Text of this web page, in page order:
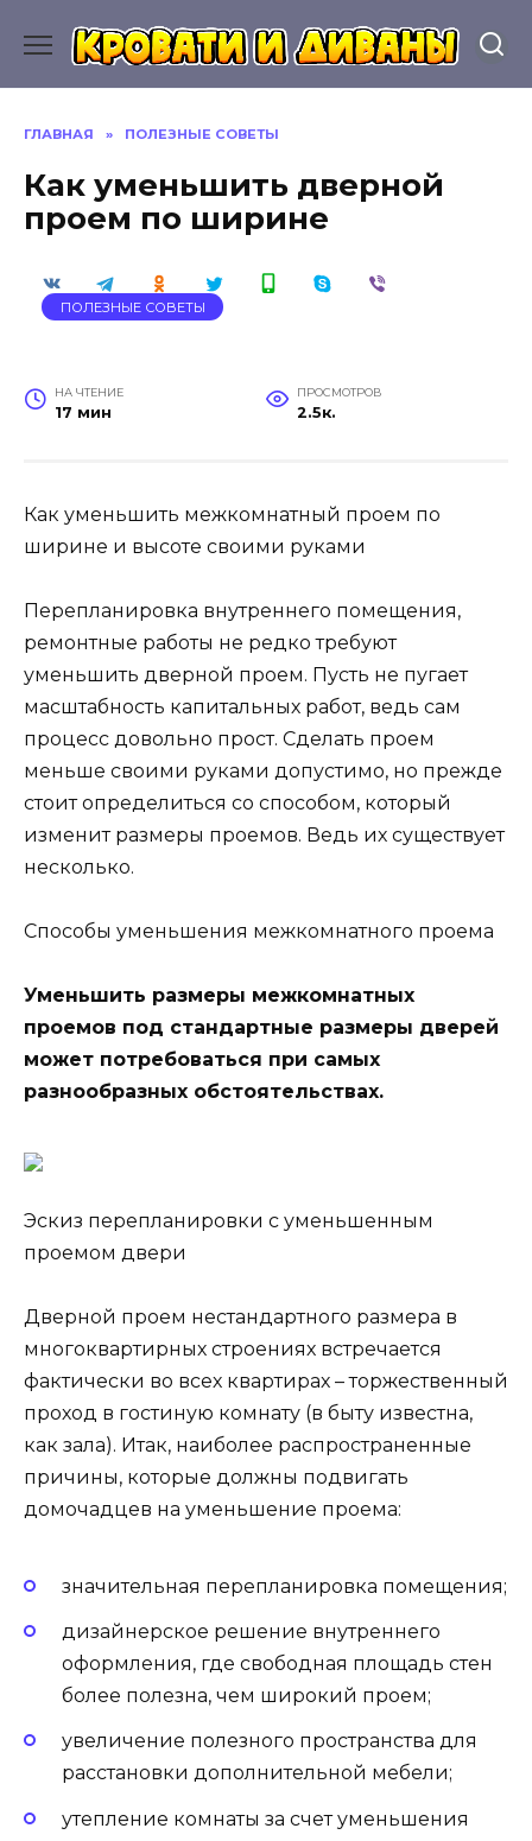
содержанию
ГЛАВНАЯ » ПОЛЕЗНЫЕ СОВЕТЫ
Как уменьшить дверной
проем по ширине
ПОЛЕЗНЫЕ СОВЕТЫ
НА ЧТЕНИЕ
17 мин
ПРОСМОТРОВ
2.5к.
Как уменьшить межкомнатный проем по
ширине и высоте своими руками
Перепланировка внутреннего помещения,
ремонтные работы не редко требуют
уменьшить дверной проем. Пусть не пугает
масштабность капитальных работ, ведь сам
процесс довольно прост. Сделать проем
меньше своими руками допустимо, но прежде
стоит определиться со способом, который
изменит размеры проемов. Ведь их существует
несколько.
Способы уменьшения межкомнатного проема
Уменьшить размеры межкомнатных
проемов под стандартные размеры дверей
может потребоваться при самых
разнообразных обстоятельствах.
Эскиз перепланировки с уменьшенным
проемом двери
Дверной проем нестандартного размера в
многоквартирных строениях встречается
фактически во всех квартирах – торжественный
проход в гостиную комнату (в быту известна,
как зала). Итак, наиболее распространенные
причины, которые должны подвигать
домочадцев на уменьшение проема:
значительная перепланировка помещения;
дизайнерское решение внутреннего
оформления, где свободная площадь стен
более полезна, чем широкий проем;
увеличение полезного пространства для
расстановки дополнительной мебели;
утепление комнаты за счет уменьшения